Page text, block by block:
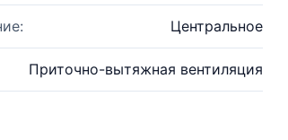
Центральное
Приточно-вытяжная вентиляция